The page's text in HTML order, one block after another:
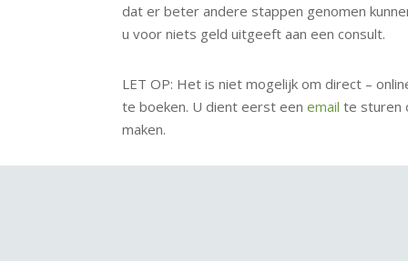
dat er beter andere stappen genomen
u voor niets geld uitgeeft aan een consult.
LET OP: Het is niet mogelijk om direct –
te boeken. U dient eerst eenemail te sturen
maken.